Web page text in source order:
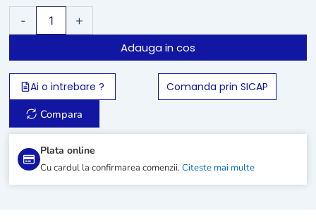
Plata online
Cu cardul la confirmarea comenzii.Citeste mai multe
-
Hygenium
pentru
maini
1000ml
+
Adauga in cos
Ai o intrebare ?
Comanda prin SICAP
Compara